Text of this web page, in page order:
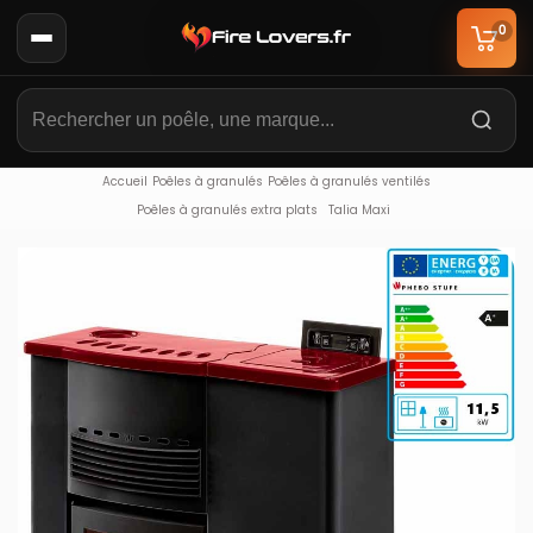
0
Accueil Poêles à granulés Poêles à granulés ventilés
Poêles à granulés extra plats
Talia Maxi